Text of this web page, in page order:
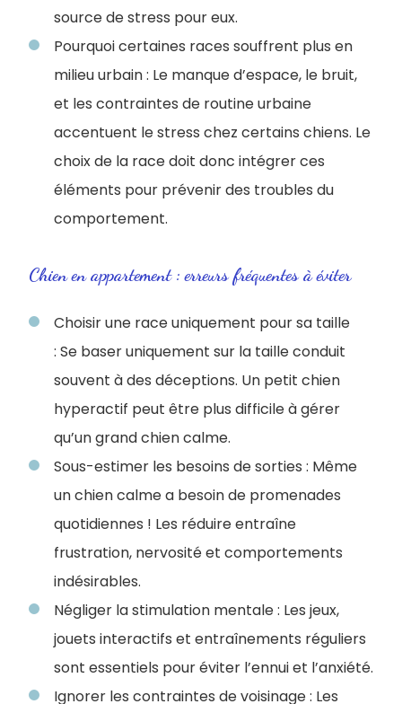
source de stress pour eux.
Pourquoi certaines races souffrent plus en
milieu urbain : Le manque d’espace, le bruit,
et les contraintes de routine urbaine
accentuent le stress chez certains chiens. Le
choix de la race doit donc intégrer ces
éléments pour prévenir des troubles du
comportement.
Chien en appartement : erreurs fréquentes à éviter
Choisir une race uniquement pour sa taille
: Se baser uniquement sur la taille conduit
souvent à des déceptions. Un petit chien
hyperactif peut être plus difficile à gérer
qu’un grand chien calme.
Sous-estimer les besoins de sorties : Même
un chien calme a besoin de promenades
quotidiennes ! Les réduire entraîne
frustration, nervosité et comportements
indésirables.
Négliger la stimulation mentale : Les jeux,
jouets interactifs et entraînements réguliers
sont essentiels pour éviter l’ennui et l’anxiété.
Ignorer les contraintes de voisinage : Les